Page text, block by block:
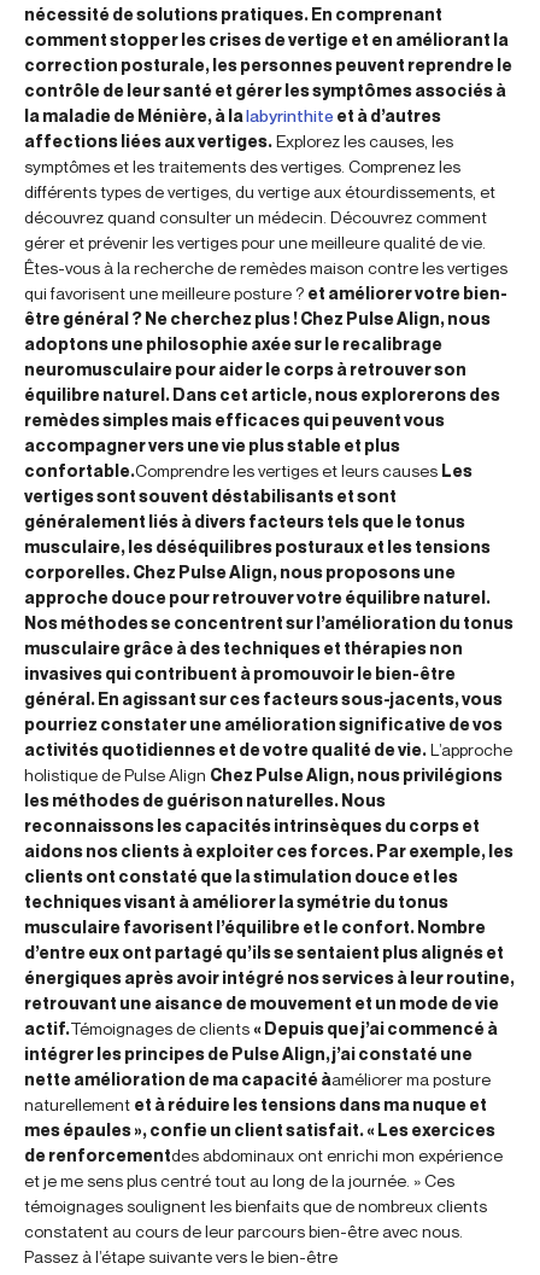
nécessité de solutions pratiques. En comprenant
comment stopper les crises de vertige et en améliorant la
correction posturale, les personnes peuvent reprendre le
contrôle de leur santé et gérer les symptômes associés à
la maladie de Ménière, à lalabyrinthite et à d’autres
affections liées aux vertiges.Explorez les causes, les
symptômes et les traitements des vertiges. Comprenez les
différents types de vertiges, du vertige aux étourdissements, et
découvrez quand consulter un médecin. Découvrez comment
gérer et prévenir les vertiges pour une meilleure qualité de vie.
Êtes-vous à la recherche de remèdes maison contre les vertiges
qui favorisent une meilleure posture ? et améliorer votre bien-
être général ? Ne cherchez plus ! Chez Pulse Align, nous
adoptons une philosophie axée sur le recalibrage
neuromusculaire pour aider le corps à retrouver son
équilibre naturel. Dans cet article, nous explorerons des
remèdes simples mais efficaces qui peuvent vous
accompagner vers une vie plus stable et plus
confortable.Comprendre les vertiges et leurs causes Les
vertiges sont souvent déstabilisants et sont
généralement liés à divers facteurs tels que le tonus
musculaire, les déséquilibres posturaux et les tensions
corporelles. Chez Pulse Align, nous proposons une
approche douce pour retrouver votre équilibre naturel.
Nos méthodes se concentrent sur l’amélioration du tonus
musculaire grâce à des techniques et thérapies non
invasives qui contribuent à promouvoir le bien-être
général. En agissant sur ces facteurs sous-jacents, vous
pourriez constater une amélioration significative de vos
activités quotidiennes et de votre qualité de vie.L’approche
holistique de Pulse Align Chez Pulse Align, nous privilégions
les méthodes de guérison naturelles. Nous
reconnaissons les capacités intrinsèques du corps et
aidons nos clients à exploiter ces forces. Par exemple, les
clients ont constaté que la stimulation douce et les
techniques visant à améliorer la symétrie du tonus
musculaire favorisent l’équilibre et le confort. Nombre
d’entre eux ont partagé qu’ils se sentaient plus alignés et
énergiques après avoir intégré nos services à leur routine,
retrouvant une aisance de mouvement et un mode de vie
actif.Témoignages de clients « Depuis que j’ai commencé à
intégrer les principes de Pulse Align, j’ai constaté une
nette amélioration de ma capacité àaméliorer ma posture
naturellement et à réduire les tensions dans ma nuque et
mes épaules », confie un client satisfait. « Les exercices
de renforcementdes abdominaux ont enrichi mon expérience
et je me sens plus centré tout au long de la journée. » Ces
témoignages soulignent les bienfaits que de nombreux clients
constatent au cours de leur parcours bien-être avec nous.
Passez à l’étape suivante vers le bien-être